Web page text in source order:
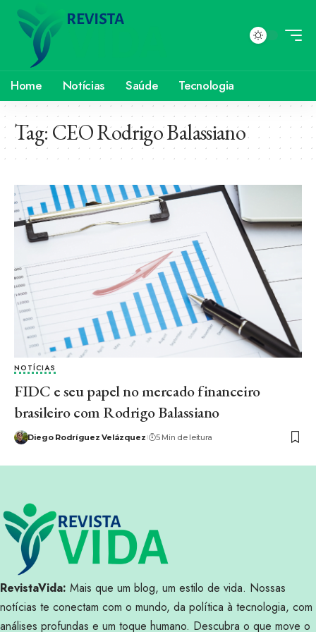
Home Notícias Saúde Tecnologia
Tag:CEO Rodrigo Balassiano
NOTÍCIAS
FIDC e seu papel no mercado financeiro
brasileiro com Rodrigo Balassiano
Diego Rodríguez Velázquez 5 Min de leitura
RevistaVida: Mais que um blog, um estilo de vida. Nossas
notícias te conectam com o mundo, da política à tecnologia, com
análises profundas e um toque humano. Descubra o que move o